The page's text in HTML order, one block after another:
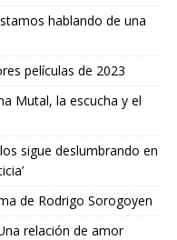
hablando de una
películas de 2023
Mutal, la escucha y el
sigue deslumbrando en
de Rodrigo Sorogoyen
relación de amor